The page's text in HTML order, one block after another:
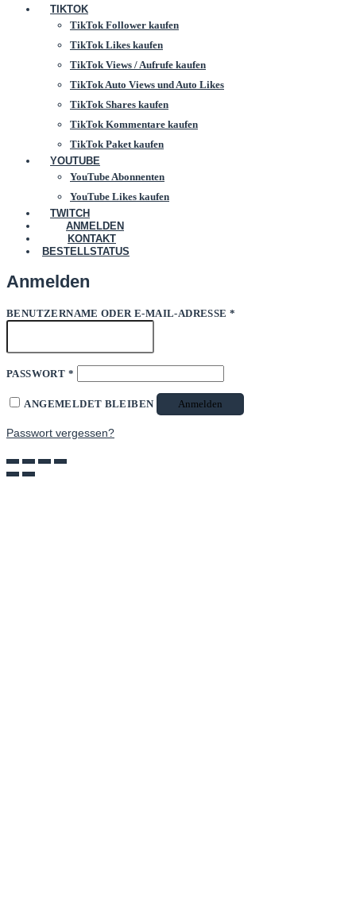
TIKTOK
TikTok Follower kaufen
TikTok Likes kaufen
TikTok Views / Aufrufe kaufen
TikTok Auto Views und Auto Likes
TikTok Shares kaufen
TikTok Kommentare kaufen
TikTok Paket kaufen
YOUTUBE
YouTube Abonnenten
YouTube Likes kaufen
TWITCH
ANMELDEN
KONTAKT
BESTELLSTATUS
Anmelden
BENUTZERNAME ODER E-MAIL-ADRESSE *
PASSWORT *ERFORDERLICH
ANGEMELDET BLEIBEN Anmelden
Passwort vergessen?